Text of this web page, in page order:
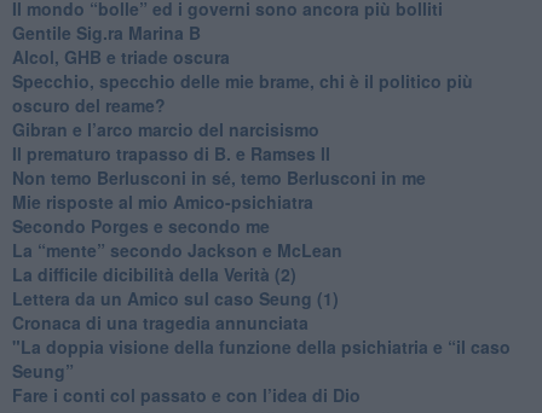
​Il mondo “bolle” ed i governi sono ancora più bolliti
​Gentile Sig.ra Marina B
​Alcol, GHB e triade oscura
​Specchio, specchio delle mie brame, chi è il politico più
oscuro del reame?
​Gibran e l’arco marcio del narcisismo
​Il prematuro trapasso di B. e Ramses II
​Non temo Berlusconi in sé, temo Berlusconi in me
​Mie risposte al mio Amico-psichiatra
​Secondo Porges e secondo me
​La “mente” secondo Jackson e McLean
La difficile dicibilità della Verità (2)
​Lettera da un Amico sul caso Seung (1)
​Cronaca di una tragedia annunciata
"​La doppia visione della funzione della psichiatria e “il caso
Seung”
​Fare i conti col passato e con l’idea di Dio